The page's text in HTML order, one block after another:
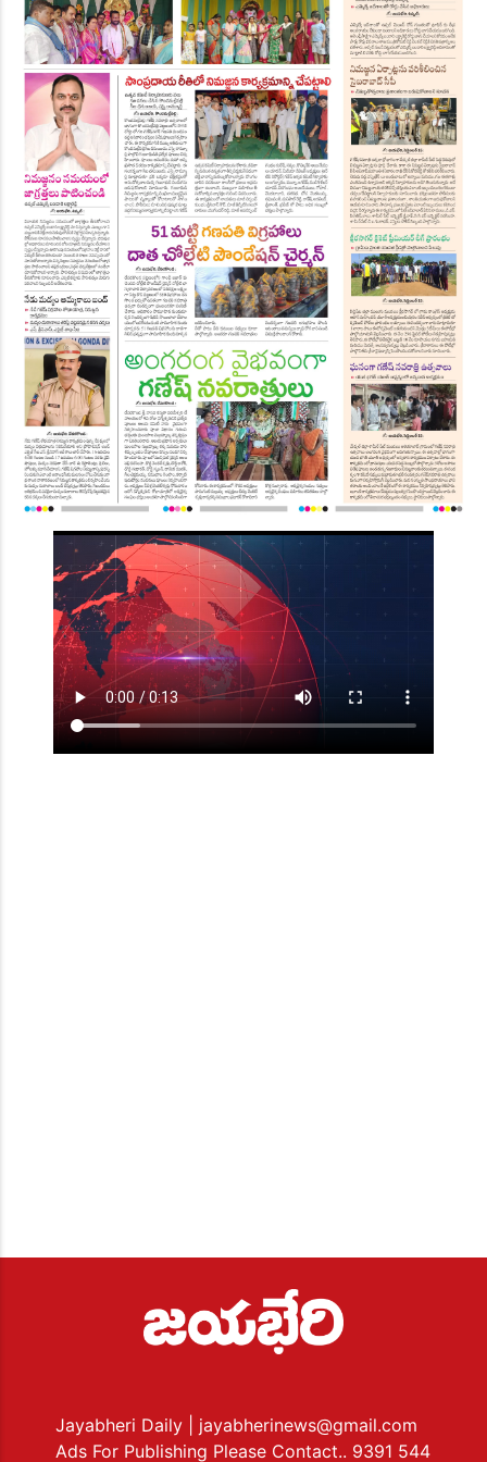
Jayabheri Daily
| jayabherinews@gmail.com
Ads For Publishing Please Contact.. 9391 544